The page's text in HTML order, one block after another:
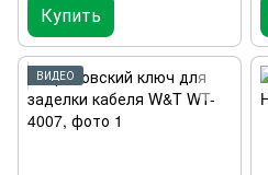
Купить
ВИДЕО